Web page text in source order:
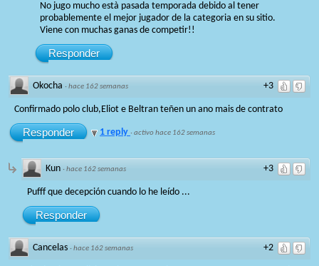
No jugo mucho està pasada temporada debido al tener
probablemente el mejor jugador de la categoria en su sitio.
Viene con muchas ganas de competir!!
Responder
+3
Okocha ·hace 162 semanas
Confirmado polo club,Eliot e Beltran teñen un ano mais de contrato
Responder 1 reply ·activo hace 162 semanas
+3
Kun ·hace 162 semanas
Pufff que decepción cuando lo he leído ...
Responder
+2
Cancelas ·hace 162 semanas